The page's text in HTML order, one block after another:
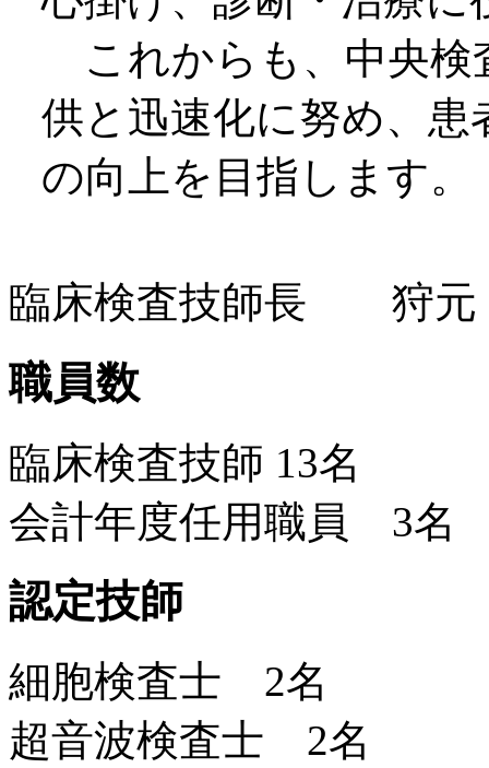
これからも、中央検
供と迅速化に努め、
の向上を目指します。
臨床検査技師長 狩
職員数
臨床検査技師 13名
会計年度任用職員 3名
認定技師
細胞検査士 2名
超音波検査士 2名